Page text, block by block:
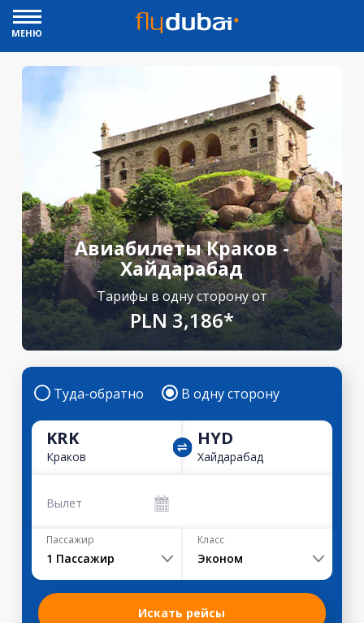
МЕНЮ
Авиабилеты Краков -
Хайдарабад
Тарифы в одну сторону от
PLN 3,186*
Туда-обратно В одну сторону
KRK
Краков
HYD
Хайдарабад
Вылет
Пассажир
1 Пассажир
Класс
Эконом
Искать рейсы